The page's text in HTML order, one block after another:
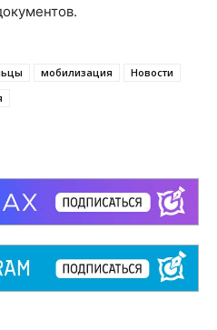
мобилизация
Новости